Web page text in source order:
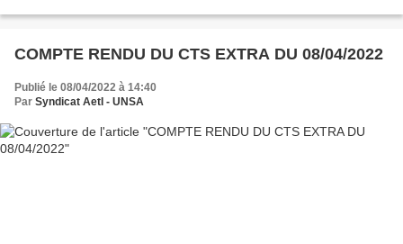
COMPTE RENDU DU CTS EXTRA DU 08/04/2022
Publié le 08/04/2022 à 14:40
Par Syndicat AetI - UNSA